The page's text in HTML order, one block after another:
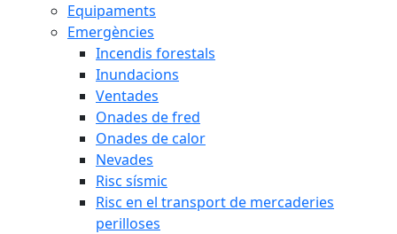
Equipaments
Emergències
Incendis forestals
Inundacions
Ventades
Onades de fred
Onades de calor
Nevades
Risc sísmic
Risc en el transport de mercaderies
perilloses